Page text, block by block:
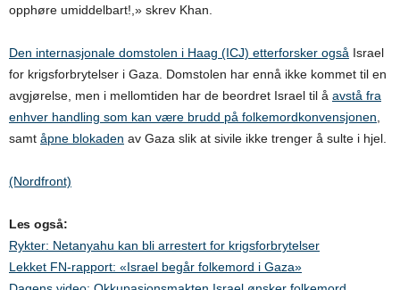
opphøre umiddelbart!,» skrev Khan.
Den internasjonale domstolen i Haag (ICJ) etterforsker også Israel
for krigsforbrytelser i Gaza. Domstolen har ennå ikke kommet til en
avgjørelse, men i mellomtiden har de beordret Israel til å avstå fra
enhver handling som kan være brudd på folkemordkonvensjonen
samt åpne blokaden av Gaza slik at sivile ikke trenger å sulte i hjel.
(Nordfront)
Les også:
Rykter: Netanyahu kan bli arrestert for krigsforbrytelser
Lekket FN-rapport: «Israel begår folkemord i Gaza»